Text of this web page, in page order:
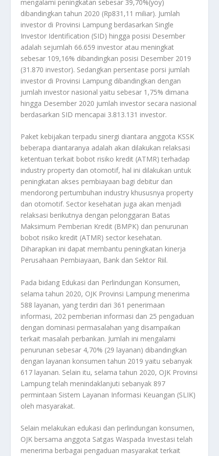
mengalami peningkatan sebesar 39,70%(yoy)
dibandingkan tahun 2020 (Rp831,11 miliar). Jumlah
investor di Provinsi Lampung berdasarkan Single
Investor Identification (SID) hingga posisi Desember
adalah sejumlah 66.659 investor atau meningkat
sebesar 109,16% dibandingkan posisi Desember 2019
(31.870 investor). Sedangkan persentase porsi jumlah
investor di Provinsi Lampung dibandingkan dengan
jumlah investor nasional yaitu sebesar 1,75% dimana
hingga Desember 2020 jumlah investor secara nasional
berdasarkan SID mencapai 3.813.131 investor.
Paket kebijakan terpadu sinergi diantara anggota KSSK
beberapa diantaranya adalah akan dilakukan relaksasi
ketentuan terkait bobot risiko kredit (ATMR) terhadap
industry property dan otomotif, hal ini dilakukan untuk
peningkatan akses pembiayaan bagi debitur dan
mendorong pertumbuhan industry khususnya property
dan otomotif. Sector kesehatan juga akan menjadi
relaksasi berikutnya dengan pelonggaran Batas
Maksimum Pemberian Kredit (BMPK) dan penurunan
bobot risiko kredit (ATMR) sector kesehatan.
Diharapkan ini dapat membantu peningkatan kinerja
Perusahaan Pembiayaan, Bank dan Sektor Riil.
Pada bidang Edukasi dan Perlindungan Konsumen,
selama tahun 2020, OJK Provinsi Lampung menerima
588 layanan, yang terdiri dari 361 penerimaan
informasi, 202 pemberian informasi dan 25 pengaduan
dengan dominasi permasalahan yang disampaikan
terkait masalah perbankan. Jumlah ini mengalami
penurunan sebesar 4,70% (29 layanan) dibandingkan
dengan layanan konsumen tahun 2019 yaitu sebanyak
617 layanan. Selain itu, selama tahun 2020, OJK Provinsi
Lampung telah menindaklanjuti sebanyak 897
permintaan Sistem Layanan Informasi Keuangan (SLIK)
oleh masyarakat.
Selain melakukan edukasi dan perlindungan konsumen,
OJK bersama anggota Satgas Waspada Investasi telah
menerima berbagai pengaduan masyarakat terkait